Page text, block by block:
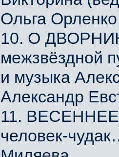
Ольга Орленко
10. О
межзвёздной
и музыка
Александр
11. ВЕСЕННЕЕ
человек-